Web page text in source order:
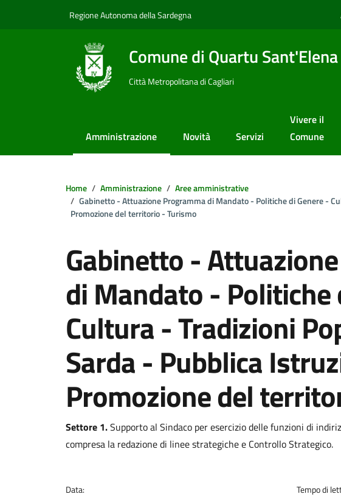
Regione Autonoma della Sardegna
Comune di Quartu Sant'Elena
Città Metropolitana di Cagliari
Amministrazione Novità Servizi
Vivere il
Comune
Home Amministrazione
Aree amministrative
Gabinetto - Attuazione Programma di Mandato - Politiche di Genere -
Promozione del territorio - Turismo
Gabinetto -
di Mandato - Politiche
Cultura - Tradizioni
Sarda - Pubblica
Promozione del
Dettagli della notizia
Settore 1.Supporto al Sindaco per esercizio delle funzioni di
compresa la redazione di linee strategiche e Controllo Strategico.
Data:
Tempo di